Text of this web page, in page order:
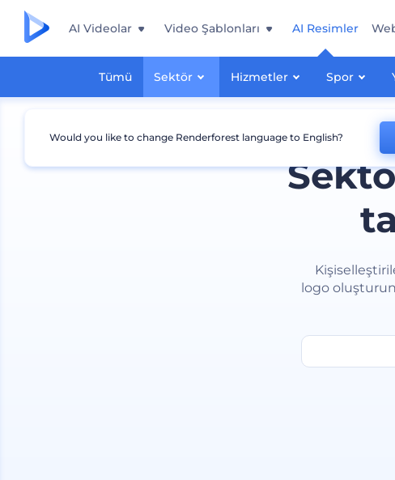
AI Videolar Video Şablonları AI Resimler
Tümü Sektör Hizmetler Spor
logo
Would you like to change Renderforest language to English?